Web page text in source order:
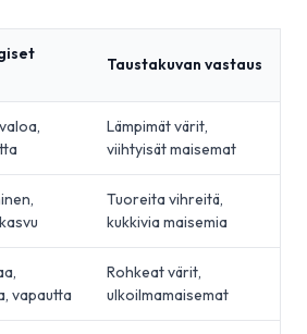
Taustakuvan vastaus
Lämpimät värit,
viihtyisät maisemat
Tuoreita vihreitä,
kukkivia maisemia
vapautta
Rohkeat värit,
ulkoilmamaisemat